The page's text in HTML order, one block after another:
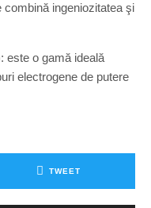
ingeniozitatea şi
este o gamă ideală
electrogene de putere
TWEET